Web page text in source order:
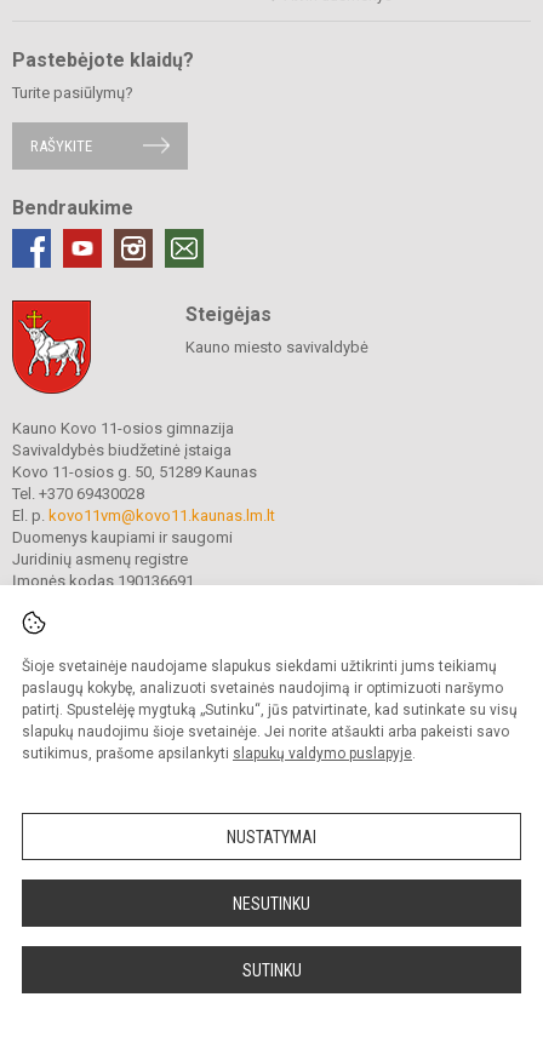
Šioje svetainėje naudojame slapukus siekdami užtikrinti jums teikiamų
paslaugų kokybę, analizuoti svetainės naudojimą ir optimizuoti naršymo
patirtį. Spustelėję mygtuką „Sutinku“, jūs patvirtinate, kad sutinkate su visų
slapukų naudojimu šioje svetainėje. Jei norite atšaukti arba pakeisti savo
sutikimus, prašome apsilankyti slapukų valdymo puslapyje.
NUSTATYMAI
NESUTINKU
SUTINKU
Pastebėjote klaidų?
Turite pasiūlymų?
RAŠYKITE
Bendraukime
Steigėjas
Kauno miesto savivaldybė
Kauno Kovo 11-osios gimnazija
Savivaldybės biudžetinė įstaiga
Kovo 11-osios g. 50, 51289 Kaunas
Tel. +370 69430028
El. p. kovo11vm@kovo11.kaunas.lm.lt
Duomenys kaupiami ir saugomi
Juridinių asmenų registre
Įmonės kodas 190136691
© 2021. Kauno Kovo 11-osios gimnazija. Visos teisės saugomos.
Kopijuoti turinį be raštiško gimnazijos sutikimo griežtai draudžiama.
Prieinamumo paraiška Slapukų valdymas
Sumanus būdas atnaujinti